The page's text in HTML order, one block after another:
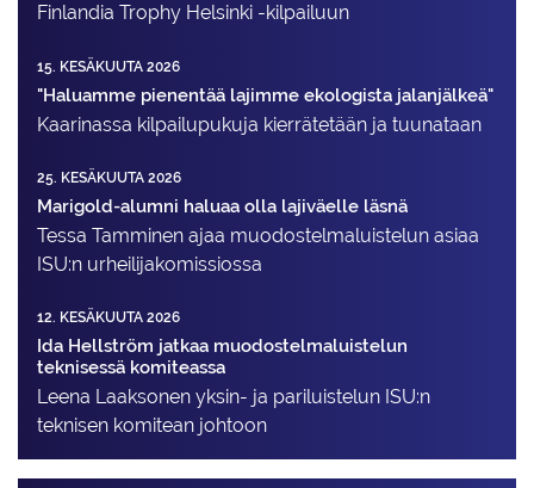
Finlandia Trophy Helsinki -kilpailuun
15. KESÄKUUTA 2026
"Haluamme pienentää lajimme ekologista jalanjälkeä"
Kaarinassa kilpailupukuja kierrätetään ja tuunataan
25. KESÄKUUTA 2026
Marigold-alumni haluaa olla lajiväelle läsnä
Tessa Tamminen ajaa muodostelma­luistelun asiaa
ISU:n urheilija­komissiossa
12. KESÄKUUTA 2026
Ida Hellström jatkaa muodostelmaluistelun
teknisessä komiteassa
Leena Laaksonen yksin- ja pariluistelun ISU:n
teknisen komitean johtoon